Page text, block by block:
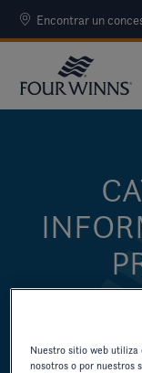
Encontrar un
Nuestro sitio web utiliza
nosotros o por nuestros